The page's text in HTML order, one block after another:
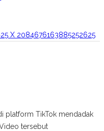
X 2084676163885252625
platform TikTok mendadak
tersebut